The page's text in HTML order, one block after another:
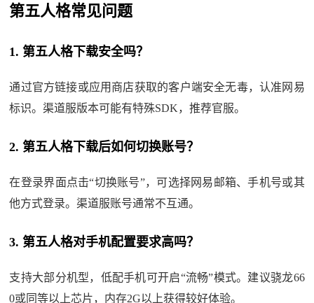
第五人格常见问题
1. 第五人格下载安全吗？
通过官方链接或应用商店获取的客户端安全无毒，认准网易
标识。渠道服版本可能有特殊SDK，推荐官服。
2. 第五人格下载后如何切换账号？
在登录界面点击“切换账号”，可选择网易邮箱、手机号或其
他方式登录。渠道服账号通常不互通。
3. 第五人格对手机配置要求高吗？
支持大部分机型，低配手机可开启“流畅”模式。建议骁龙66
0或同等以上芯片，内存2G以上获得较好体验。